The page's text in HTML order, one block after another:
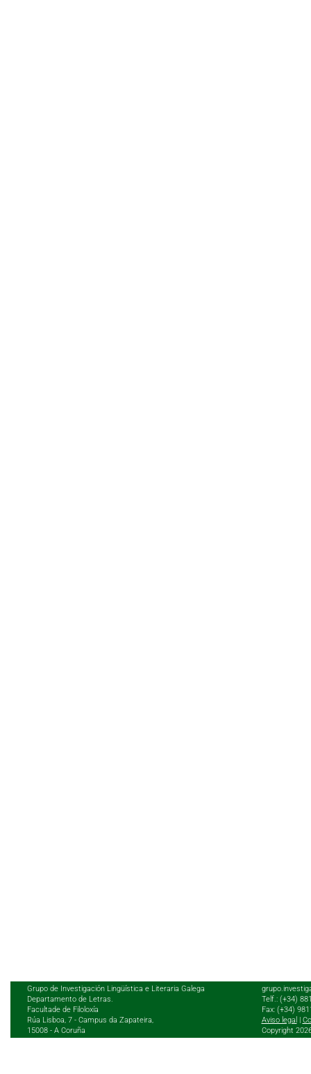
Grupo de Investigación Lingüística e Literaria Galega
Departamento de Letras.
Facultade de Filoloxía
Rúa Lisboa, 7 - Campus da Zapateira,
15008 - A Coruña
Telf.: (+34)
Fax: (+34)
Aviso legal
Copyright